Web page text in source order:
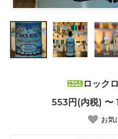
ロック
553円(内税) 〜
お気